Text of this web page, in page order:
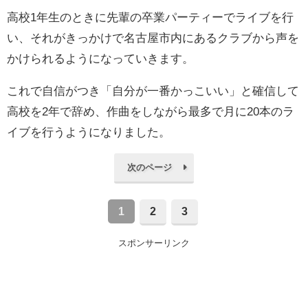
高校1年生のときに先輩の卒業パーティーでライブを行
い、それがきっかけで名古屋市内にあるクラブから声を
かけられるようになっていきます。
これで自信がつき「自分が一番かっこいい」と確信して
高校を2年で辞め、作曲をしながら最多で月に20本のラ
イブを行うようになりました。
次のページ
1 2 3
スポンサーリンク